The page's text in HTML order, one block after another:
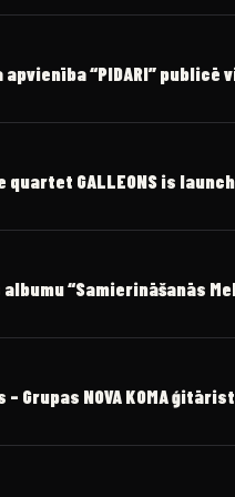
“PIDARI” publicē
GALLEONS is
“Samierināšanās
Grupas NOVA KOMA